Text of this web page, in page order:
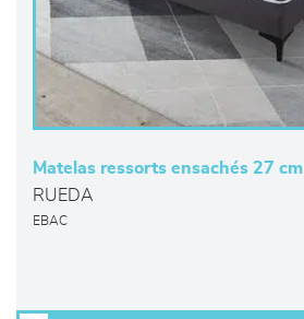
Matelas ressorts ensachés 27 cm
RUEDA
EBAC